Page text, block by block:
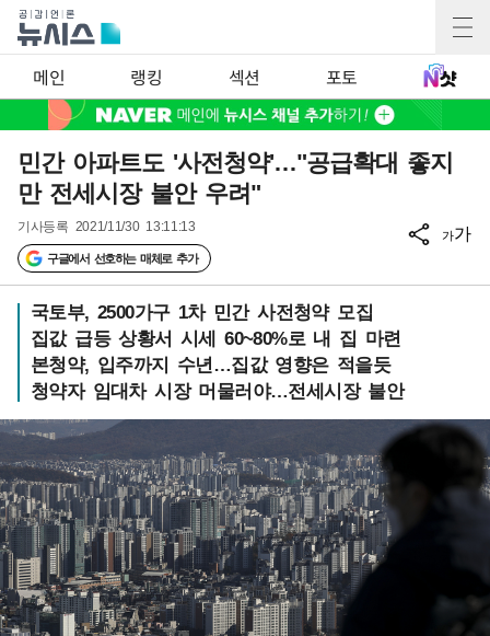
메인 랭킹 섹션 포토
민간 아파트도 '사전청약'…"공급확대 좋지
만 전세시장 불안 우려"
기사등록 2021/11/30 13:11:13
구글에서 선호하는 매체로 추가
가가
국토부, 2500가구 1차 민간 사전청약 모집
집값 급등 상황서 시세 60~80%로 내 집 마련
본청약, 입주까지 수년…집값 영향은 적을듯
청약자 임대차 시장 머물러야…전세시장 불안